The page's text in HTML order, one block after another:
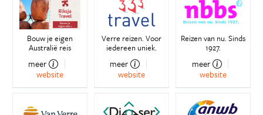
Bouw je eigen
Australië reis
meer
website
Verre reizen. Voor
iedereen uniek.
meer
website
Reizen van nu. Sinds
1927.
meer
website